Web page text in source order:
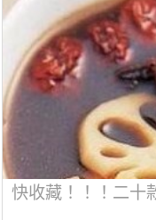
快收藏！！！二十